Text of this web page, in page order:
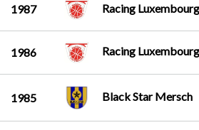
1987 Racing Luxembourg
1986 Racing Luxembourg
1985 Black Star Mersch